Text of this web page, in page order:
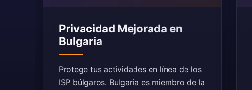
Privacidad Mejorada en
Bulgaria
Protege tus actividades en línea de los
ISP búlgaros. Bulgaria es miembro de la